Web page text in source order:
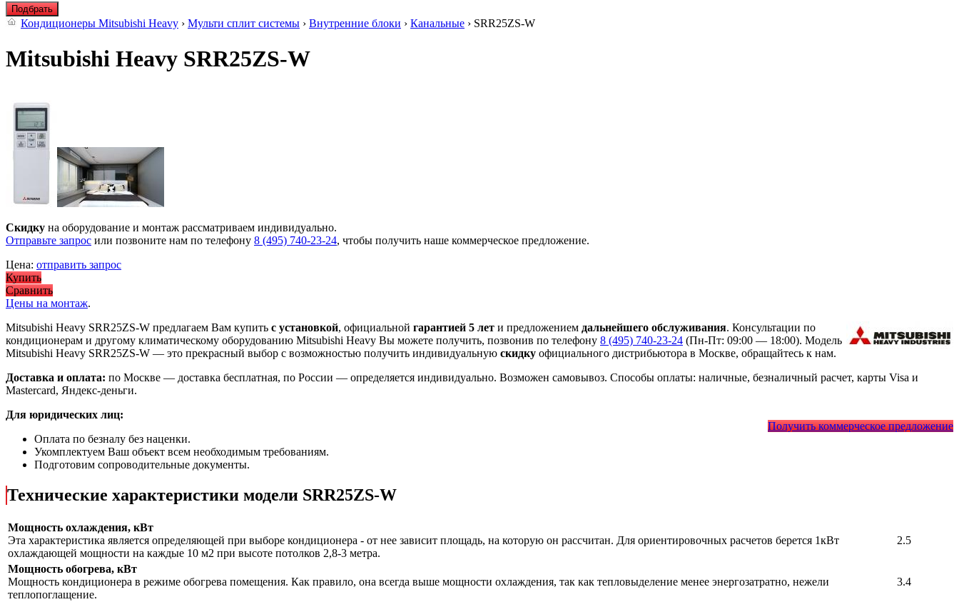
Подбрать
Кондиционеры Mitsubishi Heavy › Мульти сплит системы › Внутренние блоки › Канальные › SRR25ZS-W
Mitsubishi Heavy SRR25ZS-W
Скидку на оборудование и монтаж рассматриваем индивидуально.
Отправьте запрос или позвоните нам по телефону 8 (495) 740-23-24, чтобы получить наше коммерческое предложение.
Цена: отправить запрос
Купить
Сравнить
Цены на монтаж.
Mitsubishi Heavy SRR25ZS-W предлагаем Вам купить с установкой, официальной гарантией 5 лет и предложением дальнейшего обслуживания. Консультации по
кондиционерам и другому климатическому оборудованию Mitsubishi Heavy Вы можете получить, позвонив по телефону 8 (495) 740-23-24 (Пн-Пт: 09:00 — 18:00). Модель
Mitsubishi Heavy SRR25ZS-W — это прекрасный выбор с возможностью получить индивидуальную скидку официального дистрибьютора в Москве, обращайтесь к нам.
Доставка и оплата: по Москве — доставка бесплатная, по России — определяется индивидуально. Возможен самовывоз. Способы оплаты: наличные, безналичный расчет, карты Visa и
Mastercard, Яндекс-деньги.
Получить коммерческое предложение
Для юридических лиц:
Оплата по безналу без наценки.
Укомплектуем Ваш объект всем необходимым требованиям.
Подготовим сопроводительные документы.
Технические характеристики модели SRR25ZS-W
Мощность охлаждения, кВт
Эта характеристика является определяющей при выборе кондиционера - от нее зависит площадь, на которую он рассчитан. Для ориентировочных расчетов берется 1кВт
охлаждающей мощности на каждые 10 м2 при высоте потолков 2,8-3 метра.
2.5
Мощность обогрева, кВт
Мощность кондиционера в режиме обогрева помещения. Как правило, она всегда выше мощности охлаждения, так как тепловыделение менее энергозатратно, нежели
теплопоглащение.
3.4